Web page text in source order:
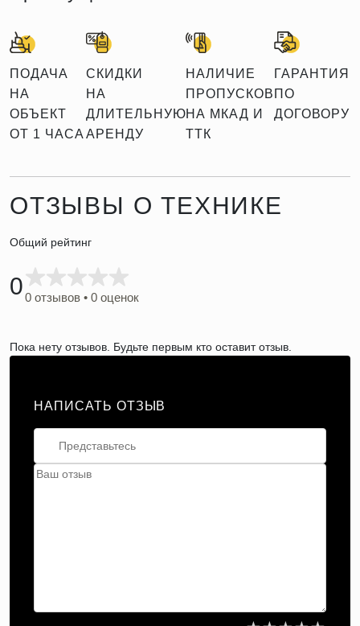
ПОДАЧА
НА
ОБЪЕКТ
ОТ 1 ЧАСА
СКИДКИ
НА
ДЛИТЕЛЬНУЮ
АРЕНДУ
НАЛИЧИЕ
ПРОПУСКОВ
НА МКАД И
ТТК
ГАРАНТИЯ
ПО
ДОГОВОРУ
ОТЗЫВЫ О ТЕХНИКЕ
Общий рейтинг
00 отзывов • 0 оценок
Пока нету отзывов. Будьте первым кто оставит отзыв.
НАПИСАТЬ ОТЗЫВ